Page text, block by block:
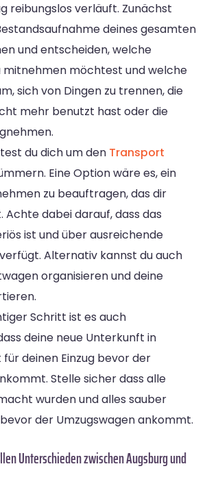
reibungslos verläuft. Zunächst
deines gesamten
und entscheiden, welche
mitnehmen möchtest und welche
sich von Dingen zu trennen, die
mehr benutzt hast oder die
du dich um den Transport
Eine Option wäre es, ein
zu beauftragen, das dir
Achte dabei darauf, dass das
ist und über ausreichende
Alternativ kannst du auch
organisieren und deine
Schritt ist es auch
deine neue Unterkunft in
deinen Einzug bevor der
Stelle sicher dass alle
wurden und alles sauber
der Umzugswagen ankommt.
Unterschieden zwischen Augsburg und